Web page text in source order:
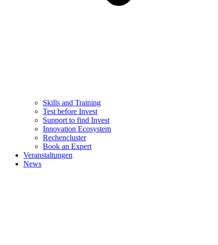
Skills and Training
Test before Invest
Support to find Invest
Innovation Ecosystem
Rechencluster​
Book an Expert
Veranstaltungen
News